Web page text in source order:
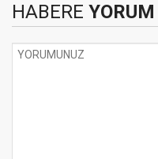
HABERE